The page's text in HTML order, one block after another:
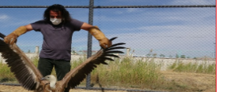
Prof. Dr. Aslan Kirpileri Yok
Mücadele Edersiniz.